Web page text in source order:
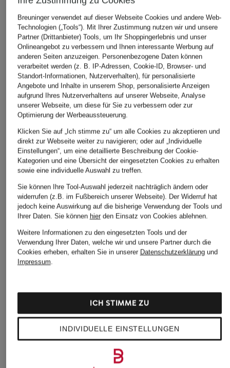
RITUALS
THE RITUAL OF
AYURVEDA
Pflege-Set
(59,90 € / 1 Stück)
RITUALS
THE RITUAL OF
AYURVEDA
Raumduft
(123,60 € / 1 l)
RITUALS
THE
AYURVEDA
Pflege-Set
(35,90 € / 1
Weitere Kategorien
Ritual of Namaste
RITUALS Amsterdam
Rituals Karma
Rituals Kerzen
Rituals Of Sakura
Breuninger verwendet auf dieser Webseite Cookies und andere Web-
Technologien („Tools“). Mit Ihrer Zustimmung nutzen wir und unsere
Partner (Drittanbieter) Tools, um Ihr Shoppingerlebnis und unser
Onlineangebot zu verbessern und Ihnen interessante Werbung auf
anderen Seiten anzuzeigen. Personenbezogene Daten können
verarbeitet werden (z. B. IP-Adressen, Cookie-ID, Browser- und
Standort-Informationen, Nutzerverhalten), für personalisierte
Angebote und Inhalte in unserem Shop, personalisierte Anzeigen
aufgrund Ihres Nutzerverhaltens auf unserer Webseite, Analyse
unserer Webseite, um diese für Sie zu verbessern oder zur
Optimierung der Werbeaussteuerung.
Klicken Sie auf „Ich stimme zu“ um alle Cookies zu akzeptieren und
direkt zur Webseite weiter zu navigieren; oder auf „Individuelle
Einstellungen“, um eine detaillierte Beschreibung der Cookie-
Kategorien und eine Übersicht der eingesetzten Cookies zu erhalten
sowie eine individuelle Auswahl zu treffen.
Sie können Ihre Tool-Auswahl jederzeit nachträglich ändern oder
widerrufen (z.B. im Fußbereich unserer Webseite). Der Widerruf hat
jedoch keine Auswirkung auf die bisherige Verwendung der Tools und
Ihrer Daten. Sie können hierden Einsatz von Cookies ablehnen.
Weitere Informationen zu den eingesetzten Tools und der
Verwendung Ihrer Daten, welche wir und unsere Partner durch die
Cookies erheben, erhalten Sie in unserer Datenschutzerklärungund
Impressum.
INDIVIDUELLE EINSTELLUNGEN
ICH STIMME ZU